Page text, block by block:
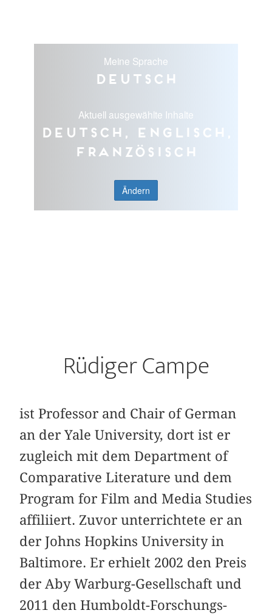
Meine Sprache
Deutsch
Aktuell ausgewählte Inhalte
Deutsch, Englisch,
Französisch
Ändern
Rüdiger Campe
ist Professor and Chair of German
an der Yale University, dort ist er
zugleich mit dem Department of
Comparative Literature und dem
Program for Film and Media Studies
affiliiert. Zuvor unterrichtete er an
der Johns Hopkins University in
Baltimore. Er erhielt 2002 den Preis
der Aby Warburg-Gesellschaft und
2011 den Humboldt-Forschungs-